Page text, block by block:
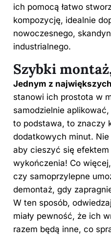
ich pomocą łatwo
kompozycję, idealnie
nowoczesnego,
industrialnego.
Szybki
Jednym z
stanowi ich prostota w
samodzielnie
to podstawa, to znaczy
dodatkowych minut.
aby cieszyć się
wykończenia! Co
czy samoprzylepne
demontaż, gdy
W ten sposób,
miały pewność, że ich
razem będą inne, co